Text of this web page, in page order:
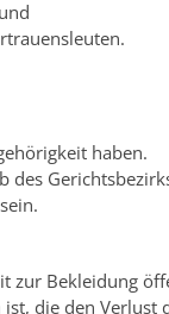
haben.
des
zur Bekleidung
die den Verlust